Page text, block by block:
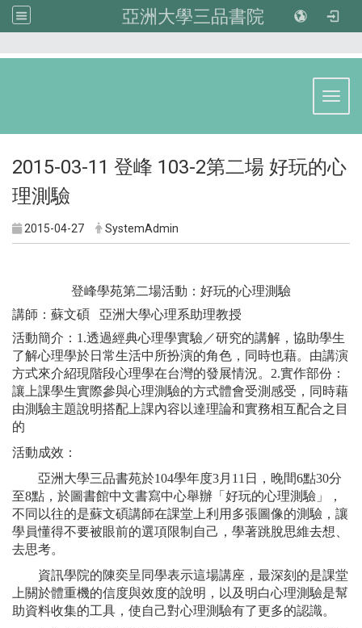
亞洲大學三品書院
2015-03-11 登峰 103-2第二場 好玩的心
理測驗
2015-04-27 SystemAdmin
登峰學苑第二場活動：好玩的心理測驗
講師：蘇文碩 亞洲大學心理系助理教授
活動簡介：1.透過經典心理學實驗／研究的講解，協助學生
了解心理學於日常生活中所扮演的角色，同時也藉。由講演
方式來介紹現階段心理學在台灣的發展情況。2.實作部份：
讓上課學生實際參與心理測驗的方式體會受測感受，同時藉
由測驗主題說明搭配上課內容以達理論和實務相互配合之目
的
活動成效：
亞洲大學三品書苑於104學年度3月11日，晚間6點30分
至8點，於圖書館中文書寫中心舉辦「好玩的心理測驗」，
不同以往的是蘇文碩講師在課堂上利用多張圖像的測驗，讓
學員懂得不要被眼前的選項限制自己，學著跳脫思維去想、
去思考。
資訊學院的陳奕呈同學表示這場講座，最深刻的是課堂
上關於體重機的信度與效度的說明，以及明白心理測驗是幫
助資料收集的工具，使自己對心理測驗有了更多的認識。